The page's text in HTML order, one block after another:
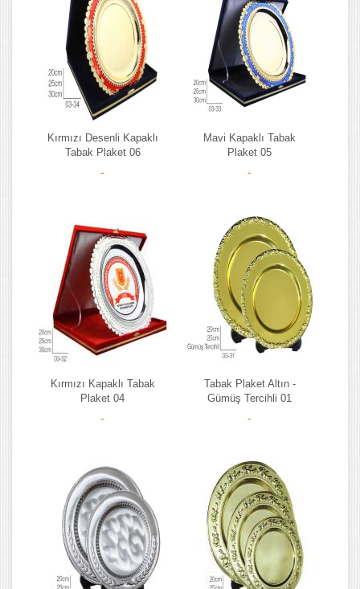
Kırmızı Desenli Kapaklı
Tabak Plaket 06
-
Mavi Kapaklı Tabak
Plaket 05
-
Kırmızı Kapaklı Tabak
Plaket 04
-
Tabak Plaket Altın -
Gümüş Tercihli 01
-